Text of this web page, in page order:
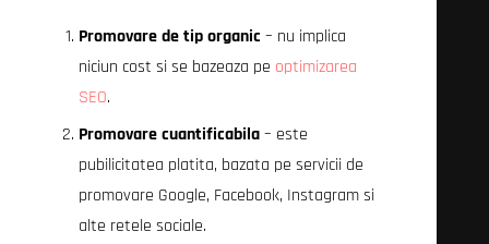
Promovare de tip organic – nu implica
niciun cost si se bazeaza pe optimizarea
SEO.
Promovare cuantificabila– este
pubilicitatea platita, bazata pe servicii de
promovare Google, Facebook, Instagram si
alte retele sociale.